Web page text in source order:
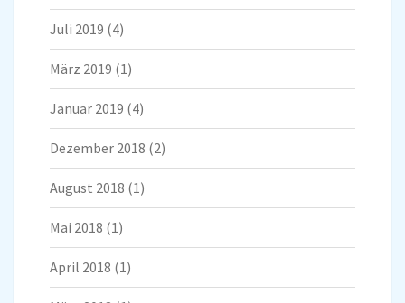
Juli 2019 (4)
März 2019 (1)
Januar 2019 (4)
Dezember 2018 (2)
August 2018 (1)
Mai 2018 (1)
April 2018 (1)